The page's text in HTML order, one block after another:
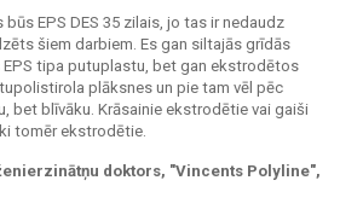
būs EPS DES 35 zilais, jo tas ir nedaudz
šiem darbiem. Es gan siltajās grīdās
tipa putuplastu, bet gan ekstrodētos
plāksnes un pie tam vēl pēc
bet blīvāku. Krāsainie ekstrodētie vai gaiši
tomēr ekstrodētie.
doktors, "Vincents Polyline",